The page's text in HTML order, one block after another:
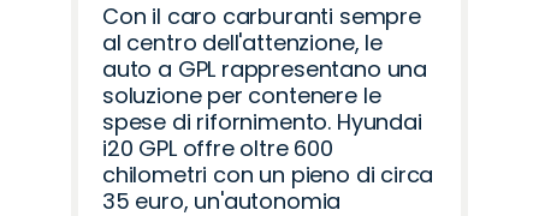
Con il caro carburanti sempre
al centro dell'attenzione, le
auto a GPL rappresentano una
soluzione per contenere le
spese di rifornimento. Hyundai
i20 GPL offre oltre 600
chilometri con un pieno di circa
35 euro, un'autonomia